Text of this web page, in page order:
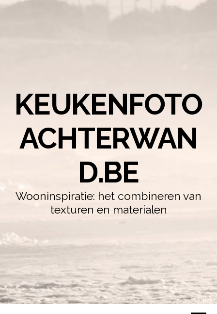
KEUKENFOTO
ACHTERWAN
D.BE
Wooninspiratie: het combineren van
texturen en materialen